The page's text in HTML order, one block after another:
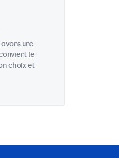
une
le
choix et